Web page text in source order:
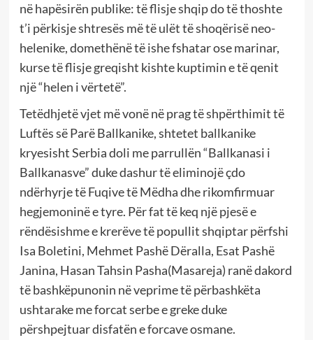
në hapësirën publike: të flisje shqip do të thoshte
t’i përkisje shtresës më të ulët të shoqërisë neo-
helenike, domethënë të ishe fshatar ose marinar,
kurse të flisje greqisht kishte kuptimin e të qenit
një “helen i vërtetë”.
Tetëdhjetë vjet më vonë në prag të shpërthimit të
Luftës së Parë Ballkanike, shtetet ballkanike
kryesisht Serbia doli me parrullën “Ballkanasi i
Ballkanasve” duke dashur të eliminojë çdo
ndërhyrje të Fuqive të Mëdha dhe rikomfirmuar
hegjemoninë e tyre. Për fat të keq një pjesë e
rëndësishme e krerëve të popullit shqiptar përfshi
Isa Boletini, Mehmet Pashë Dëralla, Esat Pashë
Janina, Hasan Tahsin Pasha(Masareja) ranë dakord
të bashkëpunonin në veprime të përbashkëta
ushtarake me forcat serbe e greke duke
përshpejtuar disfatën e forcave osmane.